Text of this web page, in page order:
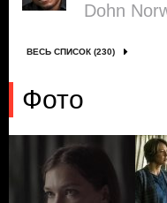
Dohn
ВЕСЬ СПИСОК (230)
Фото